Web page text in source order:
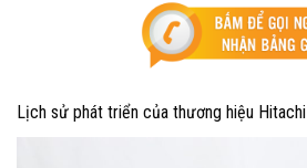
Lịch sử phát triển của thương hiệu Hitachi